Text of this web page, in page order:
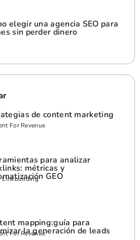
elegir una agencia SEO para
sin perder dinero
de content marketing
For Revenue
para analizar
métricas y
GEO
Linkbuilding
mapping:guía para
la generación de leads
For Revenue